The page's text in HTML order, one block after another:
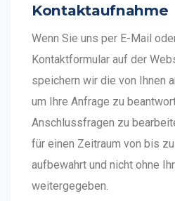
Kontaktaufnahme
Wenn Sie uns per E-Mail
Kontaktformular auf der
speichern wir die von Ihnen
um Ihre Anfrage zu
Anschlussfragen zu
für einen Zeitraum von bis
aufbewahrt und nicht ohne
weitergegeben.